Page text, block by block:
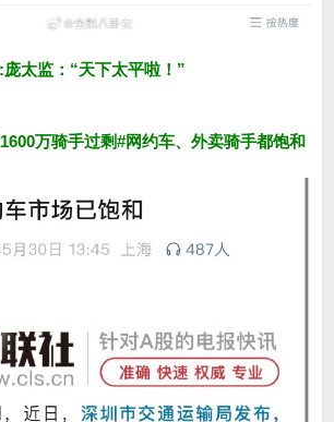
太监：“天下太平啦！”
1600万骑手过剩#网约车、外卖骑手都饱和